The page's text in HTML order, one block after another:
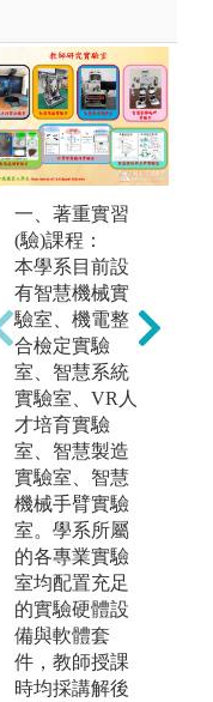
半導體IC設計
課程：
本系與台灣半
導體研究中心
(TSRI)合作，
利用其所提供
之與業界同步
之模擬軟體與
佈局軟體讓學
生可以實際的
實現自己所設
計的晶片。
圖解:學生自行
研發之晶片圖
版權:華梵大學
智慧生活科技
學院
一、著重實習
(驗)課程：
本學系目前設
有智慧機械實
驗室、機電整
合檢定實驗
室、智慧系統
實驗室、VR人
才培育實驗
室、智慧製造
實驗室、智慧
機械手臂實驗
室。學系所屬
的各專業實驗
室均配置充足
的實驗硬體設
備與軟體套
件，教師授課
時均採講解後